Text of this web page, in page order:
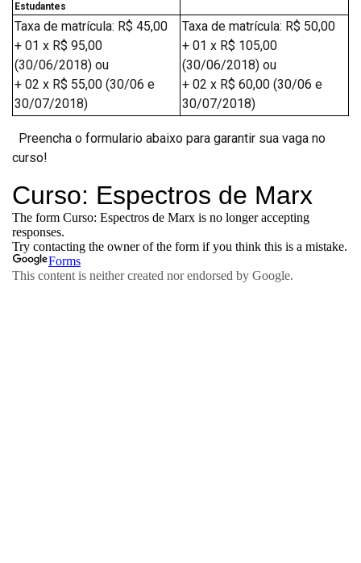
Estudantes
Taxa de matrícula: R$ 45,00
+ 01 x R$ 95,00
(30/06/2018) ou
+ 02 x R$ 55,00 (30/06 e
30/07/2018)
Taxa de matrícula: R$ 50,00
+ 01 x R$ 105,00
(30/06/2018) ou
+ 02 x R$ 60,00 (30/06 e
30/07/2018)
Preencha o formulario abaixo para garantir sua vaga no
curso!